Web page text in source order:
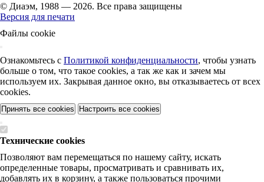
© Диаэм, 1988 — 2026. Все права защищены
Версия для печати
Файлы cookie
Ознакомьтесь с Политикой конфиденциальности, чтобы узнать
больше о том, что такое cookies, а так же как и зачем мы
используем их. Закрывая данное окно, вы отказываетесь от всех
cookies.
Принять все cookies Настроить все cookies
Технические cookies
Позволяют вам перемещаться по нашему сайту, искать
определенные товары, просматривать и сравнивать их,
добавлять их в корзину, а также пользоваться прочими